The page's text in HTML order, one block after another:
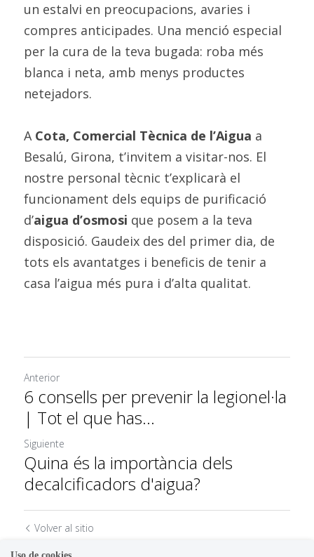
un estalvi en preocupacions, avaries i
compres anticipades. Una menció especial
per la cura de la teva bugada: roba més
blanca i neta, amb menys productes
netejadors.
A Cota, Comercial Tècnica de l’Aigua a
Besalú, Girona, t’invitem a visitar-nos. El
nostre personal tècnic t’explicarà el
funcionament dels equips de purificació
d’aigua d’osmosi que posem a la teva
disposició. Gaudeix des del primer dia, de
tots els avantatges i beneficis de tenir a
casa l’aigua més pura i d’alta qualitat.
Anterior
6 consells per prevenir la legionel·la
| Tot el que has...
Siguiente
Quina és la importància dels
decalcificadors d'aigua?
Volver al sitio